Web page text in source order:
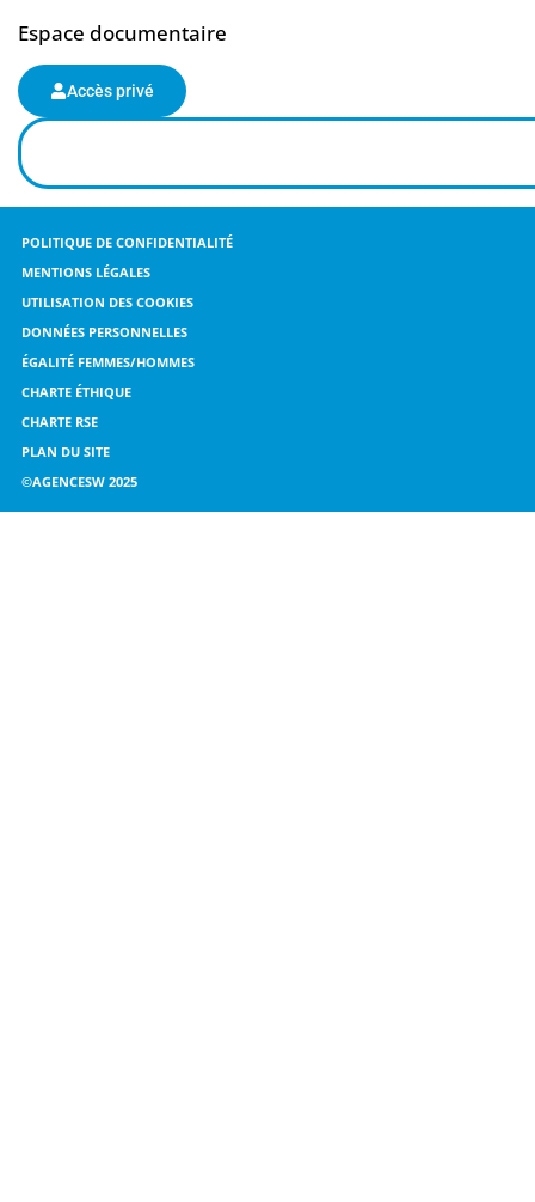
Espace documentaire
Accès privé
POLITIQUE DE CONFIDENTIALITÉ
MENTIONS LÉGALES
UTILISATION DES COOKIES
DONNÉES PERSONNELLES
ÉGALITÉ FEMMES/HOMMES
CHARTE ÉTHIQUE
CHARTE RSE
PLAN DU SITE
©AGENCESW 2025